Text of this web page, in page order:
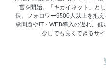
営を開始。「キカイネット」と
長。フォロワー9500人以上を抱え
承問題やIT・WEB導入の遅れ、
少しでも良くできるサ